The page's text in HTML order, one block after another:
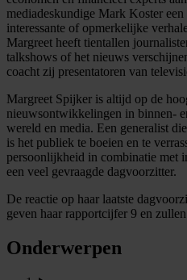
mediadeskundige Mark Koster een
interessante of opmerkelijke
Margreet heeft tientallen
talkshows of het nieuws
coacht zij presentatoren van
Margreet Spijker is altijd op de
nieuwsontwikkelingen in binnen-
wereld en media. Een generalist
is het publiek te boeien en te
persoonlijkheid in combinatie met
een veel gevraagde dagvoorzitter.
De reactie op haar laatste
geven haar rapportcijfer 9 en
Onderwerpen